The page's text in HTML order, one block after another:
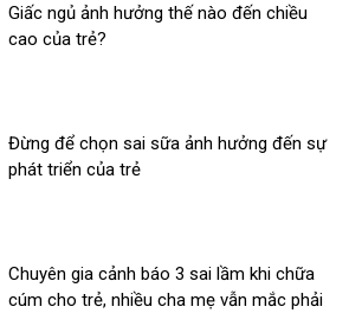
Giấc ngủ ảnh hưởng thế nào đến chiều
cao của trẻ?
Đừng để chọn sai sữa ảnh hưởng đến sự
phát triển của trẻ
Chuyên gia cảnh báo 3 sai lầm khi chữa
cúm cho trẻ, nhiều cha mẹ vẫn mắc phải